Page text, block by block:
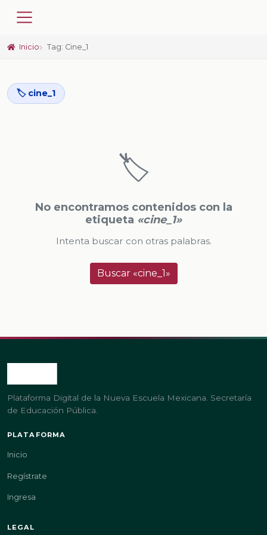
Inicio Tag: Cine_1
🏷️ cine_1
🏷️
No encontramos contenidos con la
etiqueta «cine_1»
Intenta buscar con otras palabras.
Buscar «cine_1»
Plataforma Digital de la Nueva Escuela Mexicana. Secretaría
de Educación Pública.
PLATAFORMA
Inicio
Regístrate
Ingresa
LEGAL